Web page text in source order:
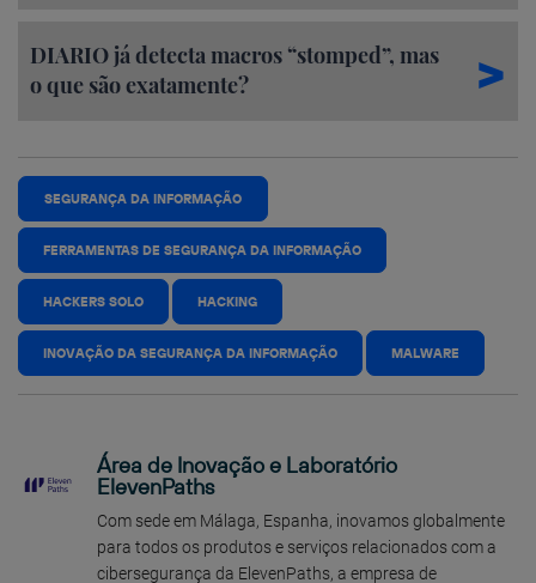
DIARIO já detecta macros “stomped”, mas
o que são exatamente?
SEGURANÇA DA INFORMAÇÃO
FERRAMENTAS DE SEGURANÇA DA INFORMAÇÃO
HACKERS SOLO HACKING
INOVAÇÃO DA SEGURANÇA DA INFORMAÇÃO MALWARE
Área de Inovação e Laboratório
ElevenPaths
Com sede em Málaga, Espanha, inovamos globalmente
para todos os produtos e serviços relacionados com a
cibersegurança da ElevenPaths, a empresa de